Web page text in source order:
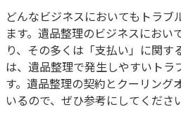
どんなビジネスにおいてもトラブ
ます。遺品整理のビジネスにおい
り、その多くは「支払い」に関す
は、遺品整理で発生しやすいトラ
す。遺品整理の契約とクーリング
いるので、ぜひ参考にしてくださ